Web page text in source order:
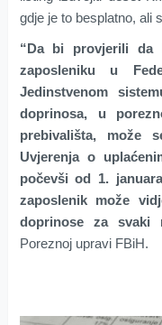
gdje je to besplatno, ali
“Da bi provjerili da
zaposleniku u
Jedinstvenom
doprinosa, u
prebivališta, može
Uvjerenja o
počevši od 1.
zaposlenik može
doprinose za svaki
Poreznoj upravi FBiH.